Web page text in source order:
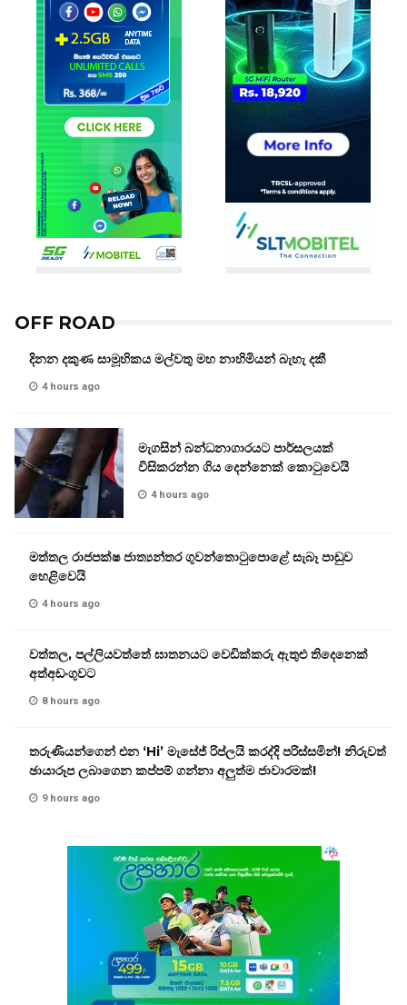
OFF ROAD
දිනන දකුණ සාමූහිකය මල්වතු මහ නාහිමියන් බැහැ දකී
4 hours ago
මැගසින් බන්ධනාගාරයට පාර්සලයක්
විසිකරන්න ගිය දෙන්නෙක් කොටුවෙයි
4 hours ago
මත්තල රාජපක්ෂ ජාත්‍යන්තර ගුවන්තොටුපොළේ සැබෑ පාඩුව
හෙළිවෙයි
4 hours ago
වත්තල, පල්ලියවත්තේ ඝාතනයට වෙඩික්කරු ඇතුළු තිදෙනෙක්
අත්අඩංගුවට
8 hours ago
තරුණියන්ගෙන් එන ‘Hi’ මැසේජ් රිප්ලයි කරද්දි පරිස්සමින්! නිරුවත්
ඡායාරූප ලබාගෙන කප්පම් ගන්නා අලුත්ම ජාවාරමක්!
9 hours ago